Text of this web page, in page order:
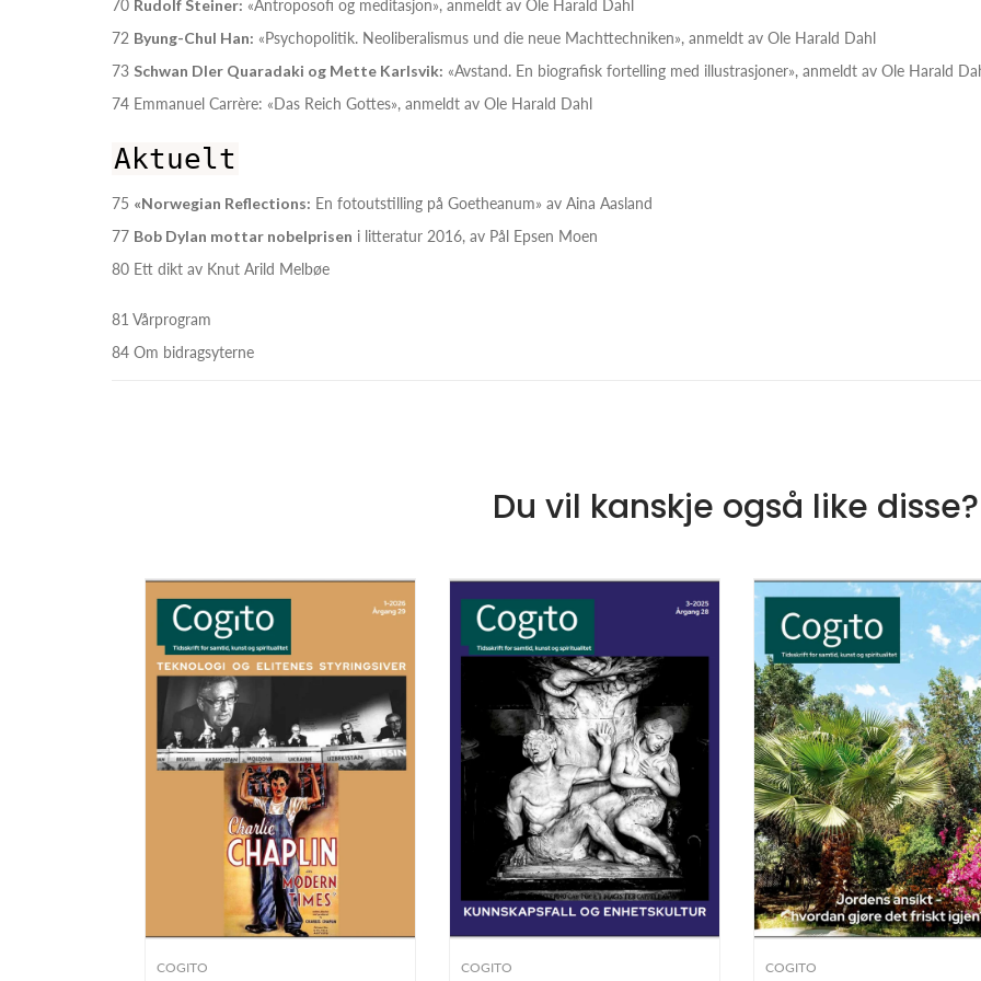
70 Rudolf Steiner: «Antroposofi og meditasjon», anmeldt av Ole Harald Dahl
72 Byung-Chul Han: «Psychopolitik. Neoliberalismus und die neue Machttechniken», anmeldt av Ole Harald Dahl
73 Schwan Dler Quaradaki og Mette Karlsvik: «Avstand. En biografisk fortelling med illustrasjoner», anmeldt av Ole Harald
74 Emmanuel Carrère: «Das Reich Gottes», anmeldt av Ole Harald Dahl
Aktuelt
75 «Norwegian Reflections: En fotoutstilling på Goetheanum» av Aina Aasland
77 Bob Dylan mottar nobelprisen i litteratur 2016, av Pål Epsen Moen
80 Ett dikt av Knut Arild Melbøe
81 Vårprogram
84 Om bidragsyterne
Du vil kanskje også like disse?
COGITO COGITO COGITO